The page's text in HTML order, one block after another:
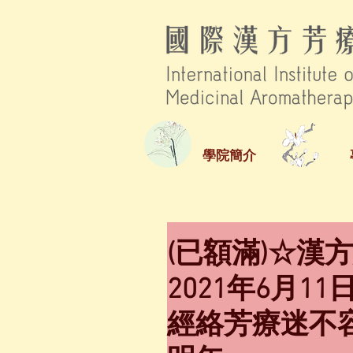
學院簡介
(已額滿)☆漢
2021年6月11
經絡芳療迷不